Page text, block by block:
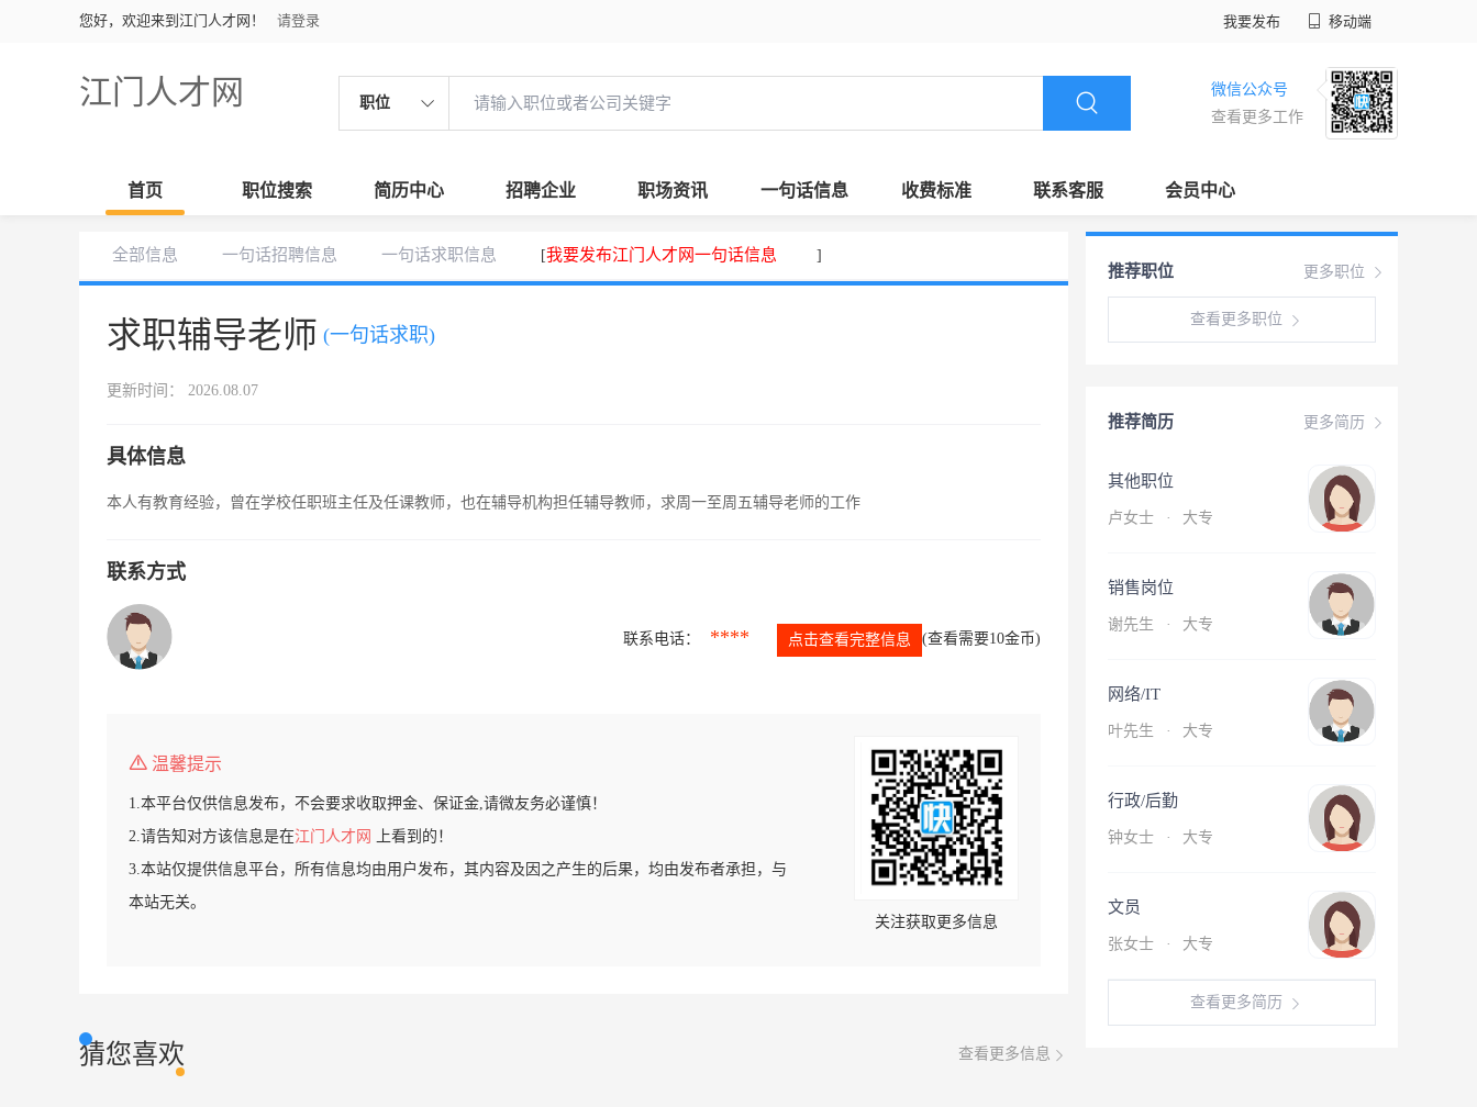
您好，欢迎来到江门人才网！ 请登录 我要发布 移动端
江门人才网 职位
微信公众号
查看更多工作
首页 职位搜索 简历中心 招聘企业 职场资讯 一句话信息 收费标准 联系客服 会员中心
全部信息 一句话招聘信息 一句话求职信息 [我要发布江门人才网一句话信息 ]
求职辅导老师 (一句话求职)
更新时间： 2026.08.07
具体信息
本人有教育经验，曾在学校任职班主任及任课教师，也在辅导机构担任辅导教师，求周一至周五辅导老师的工作
联系方式
联系电话： **** 点击查看完整信息 (查看需要10金币)
温馨提示
1.本平台仅供信息发布，不会要求收取押金、保证金,请微友务必谨慎！
2.请告知对方该信息是在江门人才网
上看到的！
3.本站仅提供信息平台，所有信息均由用户发布，其内容及因之产生的后果，均由发布者承担，与
本站无关。
关注获取更多信息
猜您喜欢 查看更多信息
更多职位
推荐职位
查看更多职位
更多简历
推荐简历
其他职位
卢女士 · 大专
销售岗位
谢先生 · 大专
网络/IT
叶先生 · 大专
行政/后勤
钟女士 · 大专
文员
张女士 · 大专
查看更多简历